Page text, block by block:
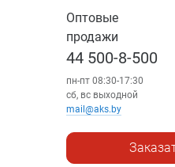
Оптовые
продажи
44 500-8-500
пн-пт 08:30-17:30
сб, вс выходной
mail@aks.by